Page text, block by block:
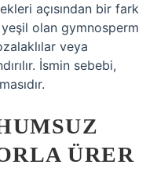
açısından bir fark
olan gymnosperm
veya
İsmin sebebi,
ÜRER